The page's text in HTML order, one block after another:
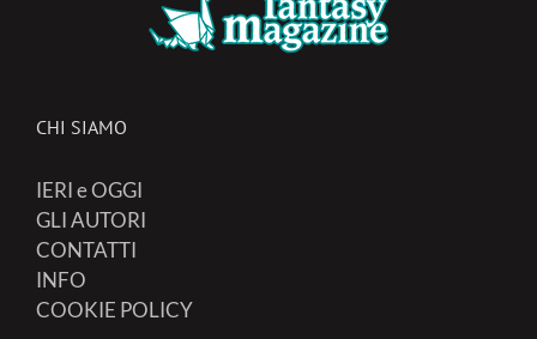
CHI SIAMO
IERI e OGGI
GLI AUTORI
CONTATTI
INFO
COOKIE POLICY